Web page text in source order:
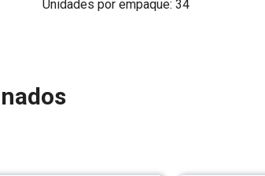
Unidades por empaque: 34